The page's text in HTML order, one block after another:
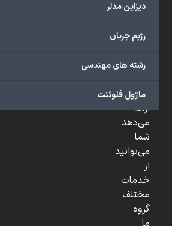
دیزاین مدلر
رژیم جریان
رشته های مهندسی
ماژول فلوئنت
با
دانشگاهی،
صنعتی
...
ارائه
می‌دهد.
شما
می‌توانید
از
خدمات
مختلف
گروه